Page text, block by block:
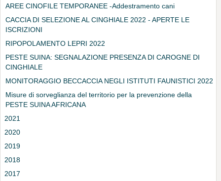
AREE CINOFILE TEMPORANEE -Addestramento cani
CACCIA DI SELEZIONE AL CINGHIALE 2022 - APERTE LE
ISCRIZIONI
RIPOPOLAMENTO LEPRI 2022
PESTE SUINA: SEGNALAZIONE PRESENZA DI CAROGNE DI
CINGHIALE
MONITORAGGIO BECCACCIA NEGLI ISTITUTI FAUNISTICI 2022
Misure di sorveglianza del territorio per la prevenzione della
PESTE SUINA AFRICANA
2021
2020
2019
2018
2017